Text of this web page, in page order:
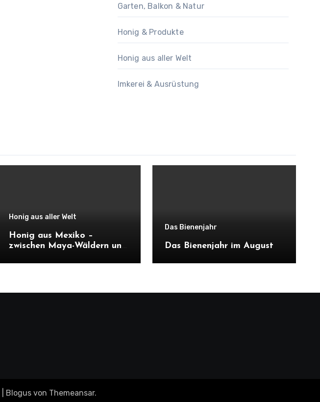
Garten, Balkon & Natur
Honig & Produkte
Honig aus aller Welt
Imkerei & Ausrüstung
Honig aus aller Welt
Honig aus Mexiko –
zwischen Maya-Wäldern und
Das Bienenjahr
Das Bienenjahr im August
Blogusvon Themeansar.